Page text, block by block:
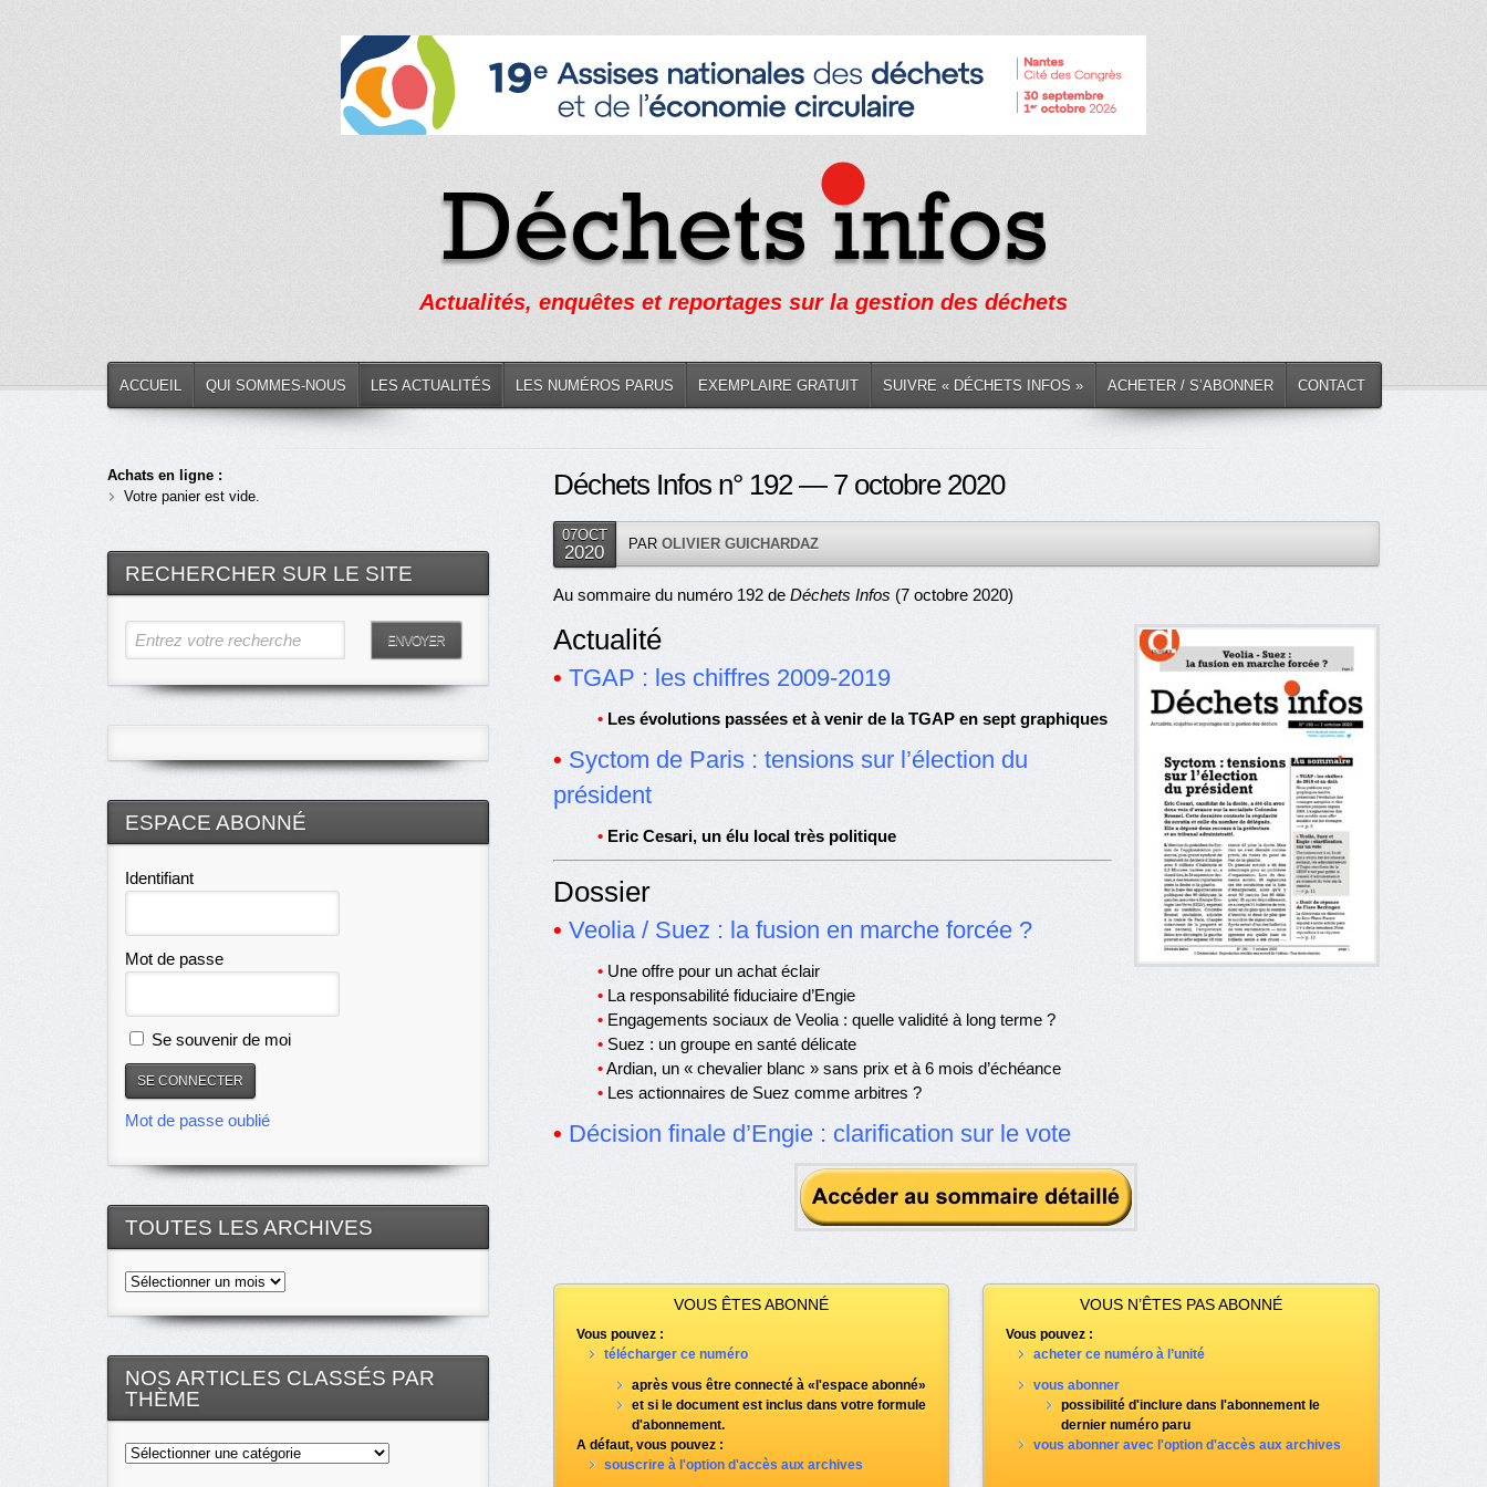
Actualités, enquêtes et reportages sur la gestion des déchets
ACCUEIL QUI SOMMES-NOUS LES ACTUALITÉS LES NUMÉROS PARUS EXEMPLAIRE GRATUIT SUIVRE « DÉCHETS INFOS » ACHETER / S’ABONNER CONTACT
Déchets Infos n° 192 — 7 octobre 2020
07OCT
2020 PAR OLIVIER GUICHARDAZ
Au sommaire du numéro 192 de Déchets Infos (7 octobre 2020)
Actualité
• TGAP : les chiffres 2009-2019
• Les évolutions passées et à venir de la TGAP en sept graphiques
• Syctom de Paris : tensions sur l’élection du
président
• Eric Cesari, un élu local très politique
Dossier
• Veolia / Suez : la fusion en marche forcée ?
•Une offre pour un achat éclair
•La responsabilité fiduciaire d’Engie
•Engagements sociaux de Veolia : quelle validité à long terme ?
•Suez : un groupe en santé délicate
•Ardian, un « chevalier blanc » sans prix et à 6 mois d’échéance
•Les actionnaires de Suez comme arbitres ?
• Décision finale d’Engie : clarification sur le vote
VOUS ÊTES ABONNÉ
Vous pouvez :
télécharger ce numéro
après vous être connecté à «l'espace abonné»
et si le document est inclus dans votre formule
d'abonnement.
A défaut, vous pouvez :
souscrire à l'option d'accès aux archives
VOUS N’ÊTES PAS ABONNÉ
Vous pouvez :
acheter ce numéro à l’unité
vous abonner
possibilité d'inclure dans l'abonnement le
dernier numéro paru
vous abonner avec l'option d'accès aux archives
Achats en ligne :
Votre panier est vide.
RECHERCHER SUR LE SITE
Entrez votre recherche ENVOYER
ESPACE ABONNÉ
Identifiant
Mot de passe
Se souvenir de moi
Mot de passe oublié
TOUTES LES ARCHIVES
Toutes
archives
NOS ARTICLES CLASSÉS PAR
THÈME
Nos